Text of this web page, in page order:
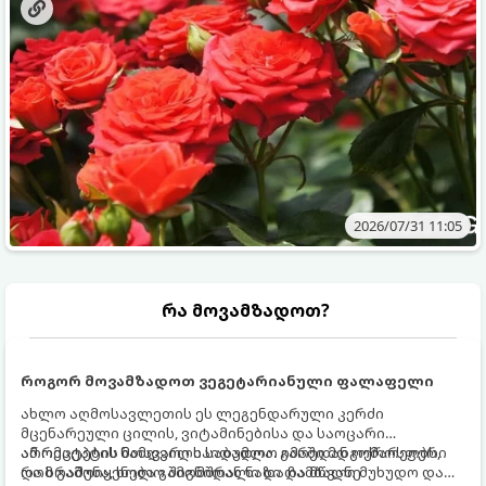
2026/07/31 11:05
რა მოვამზადოთ?
როგორ მოვამზადოთ ვეგეტარიანული ფალაფელი
ახლო აღმოსავლეთის ეს ლეგენდარული კერძი
მცენარეული ცილის, ვიტამინებისა და საოცარი
არომატების ნამდვილი საბადოა. გარედან ოქროსფერი
და ხრაშუნა, ხოლო შიგნიდან ნაზი და მწვანე
ამ რეცეპტის მთავარი საიდუმლო იმაში მდგომარეობს,
რომ გამოიყენება გამომშრალი და ჩამბალი მუხუდო და